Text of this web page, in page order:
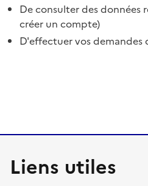
De consulter des données
créer un compte)
D'effectuer vos
Liens utiles